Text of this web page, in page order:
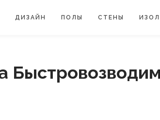
ДИЗАЙН ПОЛЫ СТЕНЫ